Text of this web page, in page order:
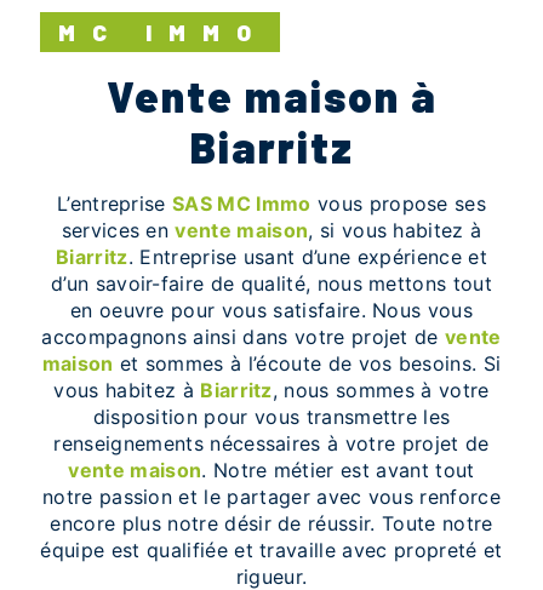
MC IMMO
vente maison à
Biarritz
L’entrepriseSAS MC Immo vous propose ses
services envente maison, si vous habitez à
Biarritz. Entreprise usant d’une expérience et
d’un savoir-faire de qualité, nous mettons tout
en oeuvre pour vous satisfaire. Nous vous
accompagnons ainsi dans votre projet devente
maison et sommes à l’écoute de vos besoins. Si
vous habitez à Biarritz, nous sommes à votre
disposition pour vous transmettre les
renseignements nécessaires à votre projet de
vente maison. Notre métier est avant tout
notre passion et le partager avec vous renforce
encore plus notre désir de réussir. Toute notre
équipe est qualifiée et travaille avec propreté et
rigueur.